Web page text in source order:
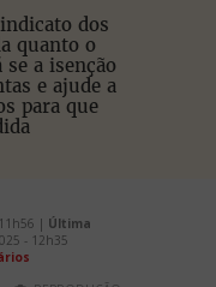
dos
quanto o
a isenção
e ajude a
para que
| Última
- 12h35